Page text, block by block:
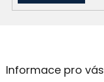
aInformace pro vás